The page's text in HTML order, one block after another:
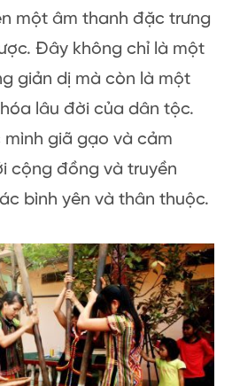
một âm thanh đặc trưng
Đây không chỉ là một
giản dị mà còn là một
lâu đời của dân tộc.
mình giã gạo và cảm
cộng đồng và truyền
bình yên và thân thuộc.